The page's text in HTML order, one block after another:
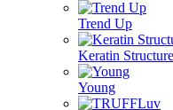
Trend Up
Keratin Structure
Young